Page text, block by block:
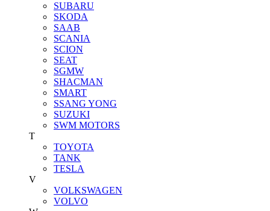
SUBARU
SKODA
SAAB
SCANIA
SCION
SEAT
SGMW
SHACMAN
SMART
SSANG YONG
SUZUKI
SWM MOTORS
T
TOYOTA
TANK
TESLA
V
VOLKSWAGEN
VOLVO